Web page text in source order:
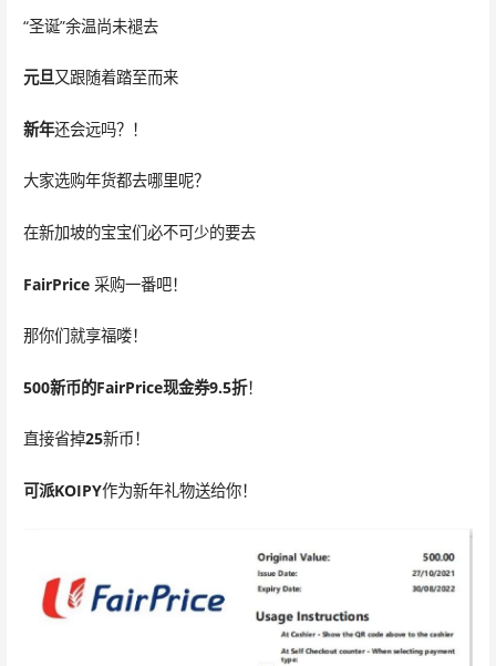
“圣诞”余温尚未褪去
元旦又跟随着踏至而来
新年还会远吗？！
大家选购年货都去哪里呢？
在新加坡的宝宝们必不可少的要去
FairPrice 采购一番吧！
那你们就享福喽！
500新币的FairPrice现金券9.5折！
直接省掉25新币！
可派KOIPY作为新年礼物送给你！